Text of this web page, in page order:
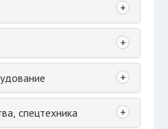
+
+
+
спецтехника +